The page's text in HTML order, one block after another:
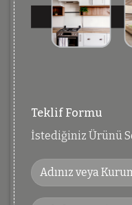
Teklif Formu
İstediğiniz Ürünü